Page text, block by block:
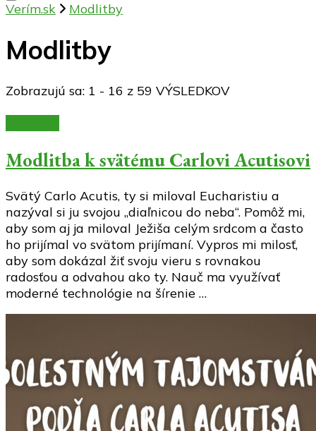
Verím.sk Modlitby
Modlitby
Zobrazujú sa: 1 - 16 z 59 VÝSLEDKOV
Modlitba k svätému Carlovi Acutisovi
Svätý Carlo Acutis, ty si miloval Eucharistiu a
nazýval si ju svojou „diaľnicou do neba“. Pomôž mi,
aby som aj ja miloval Ježiša celým srdcom a často
ho prijímal vo svätom prijímaní. Vypros mi milosť,
aby som dokázal žiť svoju vieru s rovnakou
radosťou a odvahou ako ty. Nauč ma využívať
moderné technológie na šírenie …